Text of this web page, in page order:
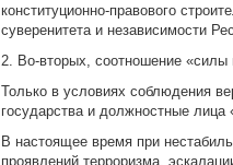
конституционно-правового
суверенитета и независимости
2. Во-вторых, соотношение «силы
Только в условиях соблюдения
государства и должностные лица
В настоящее время при
проявлений терроризма,